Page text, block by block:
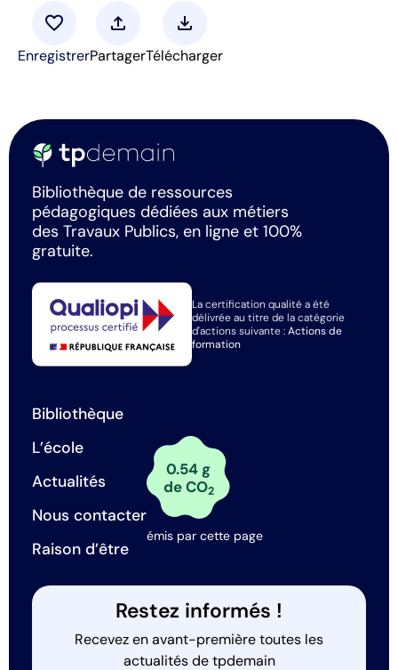
favorite
Enregistrer
upload
Partager
download
Télécharger
Bibliothèque de ressources
pédagogiques dédiées aux métiers
des Travaux Publics, en ligne et 100%
gratuite.
La certification qualité a été
délivrée au titre de la catégorie
d'actions suivante :Actions de
formation
Bibliothèque
L’école
Actualités
Nous contacter
Raison d’être
0.54 g
de CO2
émis par cette page
Restez informés !
Recevez en avant-première toutes les
actualités de tpdemain